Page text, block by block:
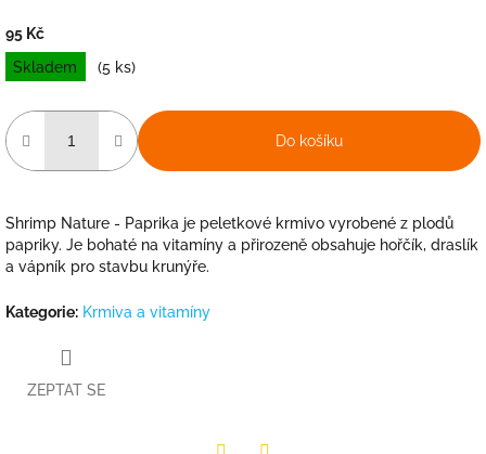
95 Kč
Měrná
cena:
Skladem (5 ks)
Do košíku
Shrimp Nature - Paprika je peletkové krmivo vyrobené z plodů
papriky. Je bohaté na vitamíny a přirozeně obsahuje hořčík, draslík
a vápník pro stavbu krunýře.
Kategorie: Krmiva a vitamíny
ZEPTAT SE